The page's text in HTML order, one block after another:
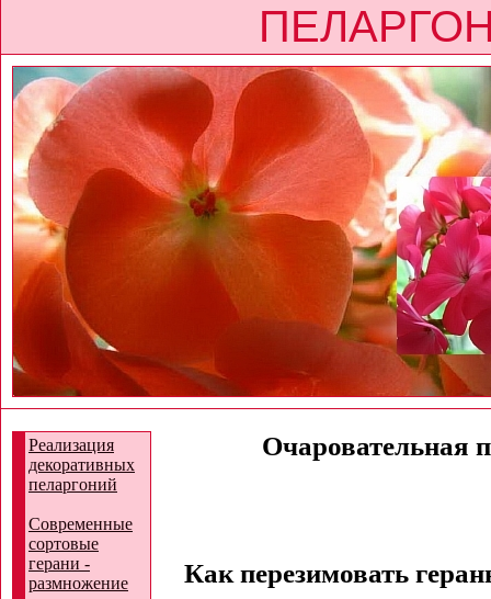
Реализация
декоративных
пеларгоний
Современные
сортовые
герани -
размножение
Очаровательная
Как перезимовать